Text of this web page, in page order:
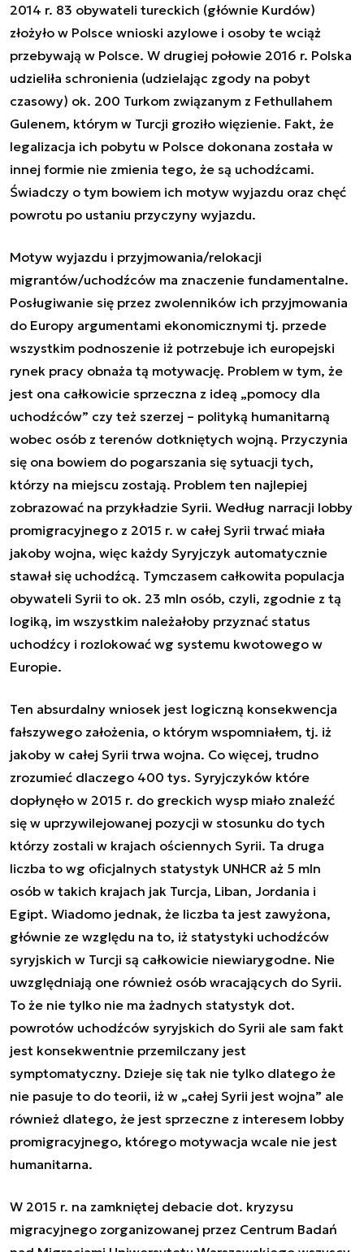
2014 r. 83 obywateli tureckich (głównie Kurdów)
złożyło w Polsce wnioski azylowe i osoby te wciąż
przebywają w Polsce. W drugiej połowie 2016 r. Polska
udzieliła schronienia (udzielając zgody na pobyt
czasowy) ok. 200 Turkom związanym z Fethullahem
Gulenem, którym w Turcji groziło więzienie. Fakt, że
legalizacja ich pobytu w Polsce dokonana została w
innej formie nie zmienia tego, że są uchodźcami.
Świadczy o tym bowiem ich motyw wyjazdu oraz chęć
powrotu po ustaniu przyczyny wyjazdu.
Motyw wyjazdu i przyjmowania/relokacji
migrantów/uchodźców ma znaczenie fundamentalne.
Posługiwanie się przez zwolenników ich przyjmowania
do Europy argumentami ekonomicznymi tj. przede
wszystkim podnoszenie iż potrzebuje ich europejski
rynek pracy obnaża tą motywację. Problem w tym, że
jest ona całkowicie sprzeczna z ideą „pomocy dla
uchodźców” czy też szerzej – polityką humanitarną
wobec osób z terenów dotkniętych wojną. Przyczynia
się ona bowiem do pogarszania się sytuacji tych,
którzy na miejscu zostają. Problem ten najlepiej
zobrazować na przykładzie Syrii. Według narracji lobby
promigracyjnego z 2015 r. w całej Syrii trwać miała
jakoby wojna, więc każdy Syryjczyk automatycznie
stawał się uchodźcą. Tymczasem całkowita populacja
obywateli Syrii to ok. 23 mln osób, czyli, zgodnie z tą
logiką, im wszystkim należałoby przyznać status
uchodźcy i rozlokować wg systemu kwotowego w
Europie.
Ten absurdalny wniosek jest logiczną konsekwencja
fałszywego założenia, o którym wspomniałem, tj. iż
jakoby w całej Syrii trwa wojna. Co więcej, trudno
zrozumieć dlaczego 400 tys. Syryjczyków które
dopłynęło w 2015 r. do greckich wysp miało znaleźć
się w uprzywilejowanej pozycji w stosunku do tych
którzy zostali w krajach ościennych Syrii. Ta druga
liczba to wg oficjalnych statystyk UNHCR aż 5 mln
osób w takich krajach jak Turcja, Liban, Jordania i
Egipt. Wiadomo jednak, że liczba ta jest zawyżona,
głównie ze względu na to, iż statystyki uchodźców
syryjskich w Turcji są całkowicie niewiarygodne. Nie
uwzględniają one również osób wracających do Syrii.
To że nie tylko nie ma żadnych statystyk dot.
powrotów uchodźców syryjskich do Syrii ale sam fakt
jest konsekwentnie przemilczany jest
symptomatyczny. Dzieje się tak nie tylko dlatego że
nie pasuje to do teorii, iż w „całej Syrii jest wojna” ale
również dlatego, że jest sprzeczne z interesem lobby
promigracyjnego, którego motywacja wcale nie jest
humanitarna.
W 2015 r. na zamkniętej debacie dot. kryzysu
migracyjnego zorganizowanej przez Centrum Badań